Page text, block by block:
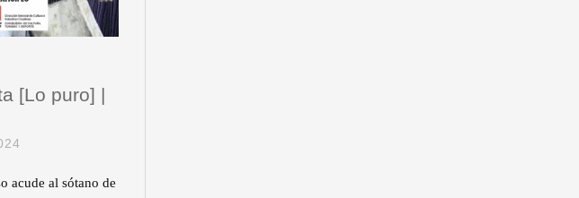
[Lo puro] |
acude al sótano de